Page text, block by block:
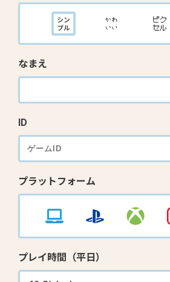
なまえ
ID
プラットフォーム
プレイ時間（平日）